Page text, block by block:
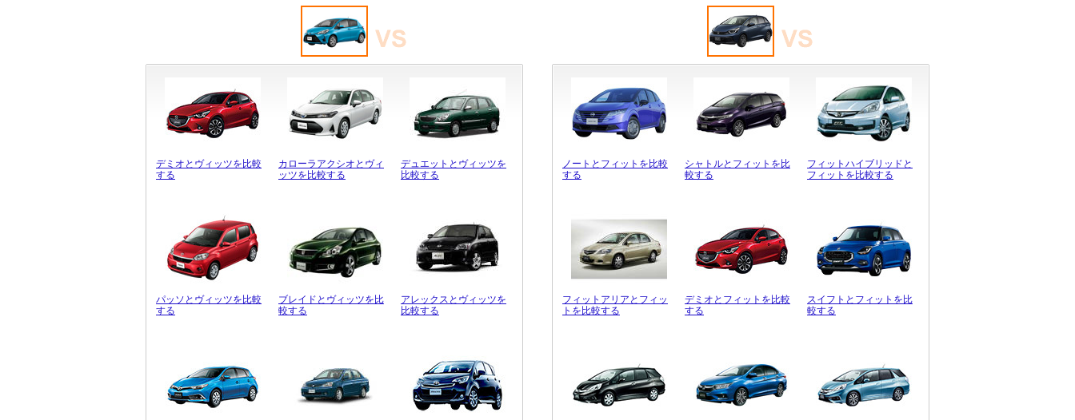
デミオとヴィッツを比較
する
カローラアクシオとヴィ
ッツを比較する
デュエットとヴィッツを
比較する
パッソとヴィッツを比較
する
ブレイドとヴィッツを比
較する
アレックスとヴィッツを
比較する
ノートとフィットを比較
する
シャトルとフィットを比
較する
フィットハイブリッドと
フィットを比較する
フィットアリアとフィッ
トを比較する
デミオとフィットを比較
する
スイフトとフィットを比
較する